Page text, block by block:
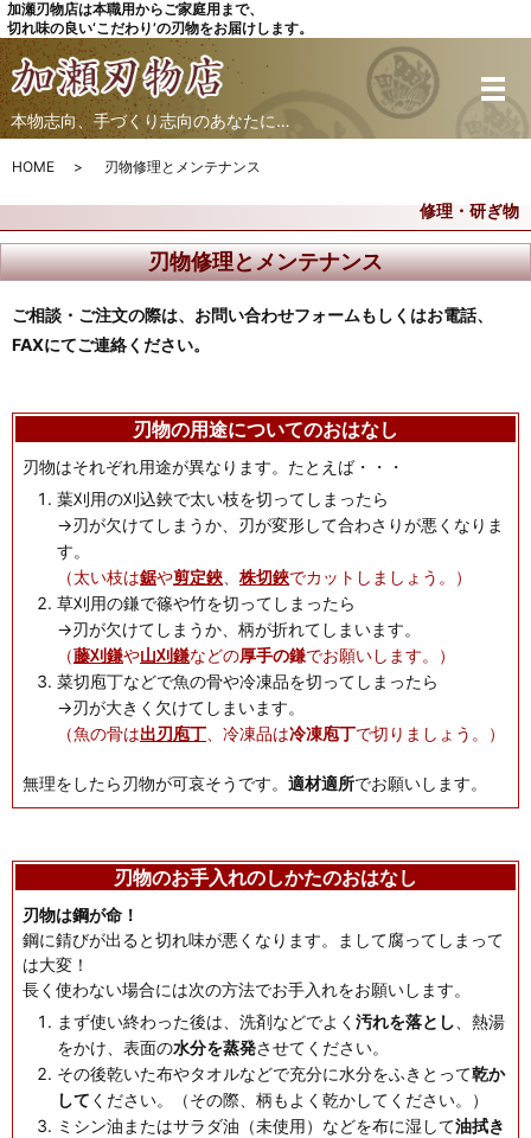
加瀬刃物店は本職用からご家庭用まで、
切れ味の良い‘こだわり’の刃物をお届けします。
本物志向、手づくり志向のあなたに…
HOME 刃物修理とメンテナンス
修理・研ぎ物
刃物修理とメンテナンス
ご相談・ご注文の際は、お問い合わせフォームもしくはお電話、
FAXにてご連絡ください。
刃物の用途についてのおはなし
刃物はそれぞれ用途が異なります。たとえば・・・
葉刈用の刈込鋏で太い枝を切ってしまったら
→刃が欠けてしまうか、刃が変形して合わさりが悪くなりま
す。
（太い枝は鋸や剪定鋏 株切鋏でカットしましょう。）
草刈用の鎌で篠や竹を切ってしまったら
→刃が欠けてしまうか、柄が折れてしまいます。
（藤刈鎌や山刈鎌などの厚手の鎌でお願いします。）
菜切庖丁などで魚の骨や冷凍品を切ってしまったら
→刃が大きく欠けてしまいます。
（魚の骨は出刃庖丁 、冷凍品は冷凍庖丁で切りましょう。）
無理をしたら刃物が可哀そうです。 適材適所でお願いします。
刃物のお手入れのしかたのおはなし
刃物は鋼が命！
鋼に錆びが出ると切れ味が悪くなります。まして腐ってしまって
は大変！
長く使わない場合には次の方法でお手入れをお願いします。
まず使い終わった後は、洗剤などでよく 汚れを落とし 、熱湯
をかけ、表面の水分を蒸発させてください。
その後乾いた布やタオルなどで充分に水分をふきとって乾か
して ください。（その際、柄もよく乾かしてください。）
ミシン油またはサラダ油（未使用）などを布に湿して油拭き